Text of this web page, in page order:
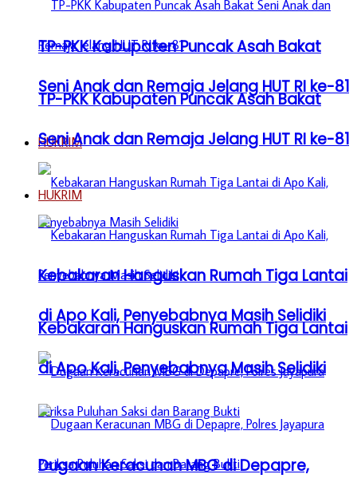
TP-PKK Kabupaten Puncak Asah Bakat
Seni Anak dan Remaja Jelang HUT RI ke-81
HUKRIM
Kebakaran Hanguskan Rumah Tiga Lantai
di Apo Kali, Penyebabnya Masih Selidiki
Dugaan Keracunan MBG di Depapre,
TP-PKK Kabupaten Puncak Asah Bakat
Seni Anak dan Remaja Jelang HUT RI ke-81
HUKRIM
Kebakaran Hanguskan Rumah Tiga Lantai
di Apo Kali, Penyebabnya Masih Selidiki